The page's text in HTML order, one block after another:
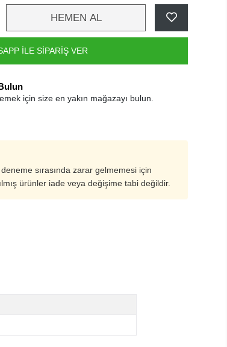
HEMEN AL
İLE SİPARİŞ VER
için size en yakın mağazayı bulun.
sırasında zarar gelmemesi için
ürünler iade veya değişime tabi değildir.